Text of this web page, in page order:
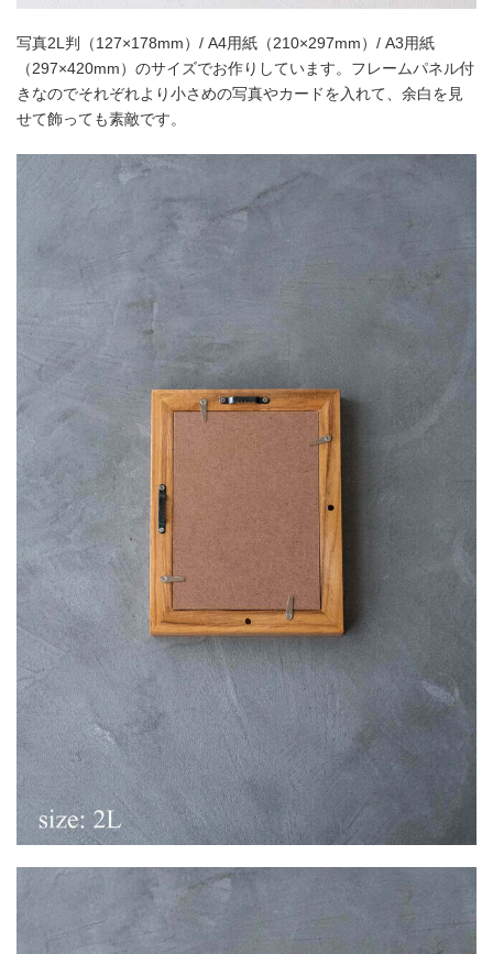
写真2L判（127×178mm）/ A4用紙（210×297mm）/ A3用紙
（297×420mm）のサイズでお作りしています。フレームパネル付
きなのでそれぞれより小さめの写真やカードを入れて、余白を見
せて飾っても素敵です。